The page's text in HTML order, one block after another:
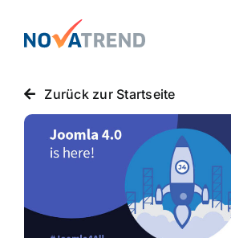
Inhalt
springen
Blog
Novatrend News
Themen & Ideen
Zurück zur Startseite